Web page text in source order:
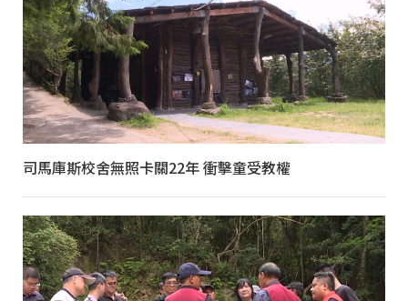
司馬庫斯校舍無照卡關22年 衝擊童受教權